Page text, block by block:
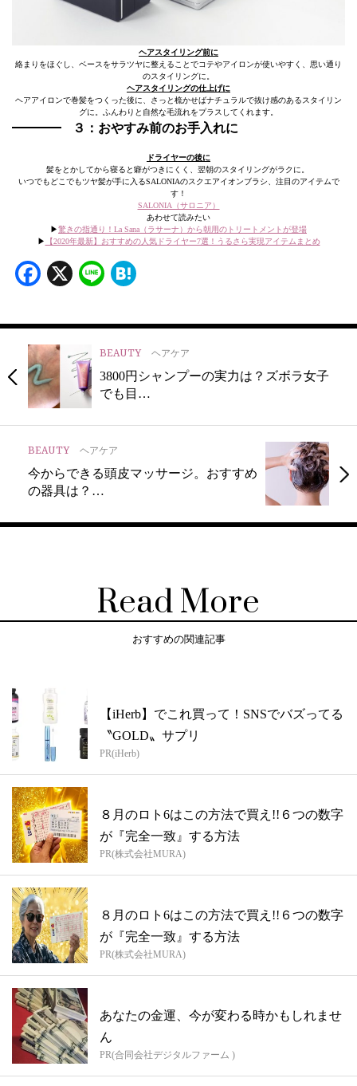
ヘアスタイリング前に
絡まりをほぐし、ベースをサラツヤに整えることでコテやアイロンが使いやすく、思い通り
のスタイリングに。
ヘアスタイリングの仕上げに
ヘアアイロンで巻髪をつくった後に、さっと梳かせばナチュラルで抜け感のあるスタイリン
グに。ふんわりと自然な毛流れをプラスしてくれます。
３：おやすみ前のお手入れに
ドライヤーの後に
髪をとかしてから寝ると癖がつきにくく、翌朝のスタイリングがラクに。
いつでもどこでもツヤ髪が手に入るSALONIAのスクエアイオンブラシ、注目のアイテムで
す！
SALONIA（サロニア）
あわせて読みたい
▶︎驚きの指通り！La Sana（ラサーナ）から朝用のトリートメントが登場
▶︎
【2020年最新】おすすめの人気ドライヤー7選！うるさら実現アイテムまとめ
Facebook
X Line
BEAUTY ヘアケア
3800円シャンプーの実力は？ズボラ女子
でも目…
BEAUTY ヘアケア
今からできる頭皮マッサージ。おすすめ
の器具は？…
Read More
おすすめの関連記事
【iHerb】でこれ買って！SNSでバズってる
〝GOLD〟サプリ
PR(iHerb)
８月のロト6はこの方法で買え!!６つの数字
が『完全一致』する方法
PR(株式会社MURA)
８月のロト6はこの方法で買え!!６つの数字
が『完全一致』する方法
PR(株式会社MURA)
あなたの金運、今が変わる時かもしれませ
ん
PR(合同会社デジタルファーム )